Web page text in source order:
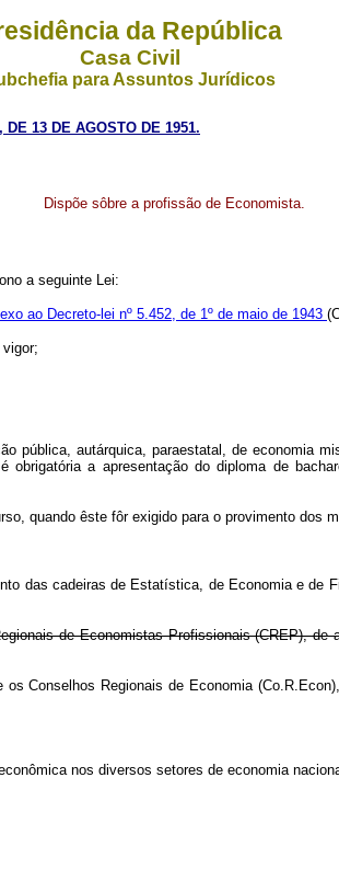
da República
Casa Civil
para Assuntos Jurídicos
DE 13 DE AGOSTO DE 1951.
Dispõe sôbre a profissão de Economista.
a seguinte Lei:
ao Decreto-lei nº 5.452, de 1º de maio de 1943
pública, autárquica, paraestatal, de economia
a apresentação do diploma de
quando êste fôr exigido para o provimento dos
das cadeiras de Estatística, de Economia e de
de Economistas Profissionais (CREP),
Conselhos Regionais de Economia
nos diversos setores de economia